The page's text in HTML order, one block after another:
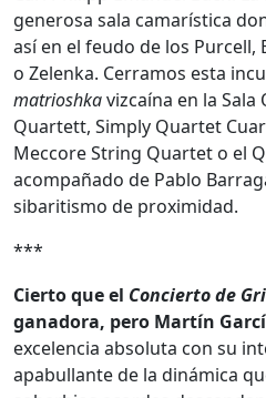
generosa sala camarística
así en el feudo de los Purcell,
o Zelenka. Cerramos esta
matrioshkavizcaína en la Sala
Quartett, Simply Quartet
Meccore String Quartet o el
acompañado de Pablo
sibaritismo de proximidad.
***
Cierto que el Concierto de
ganadora, pero Martín
excelencia absoluta con su
apabullante de la dinámica